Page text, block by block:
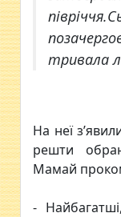
тривала
На неї
решти
Мамай
-